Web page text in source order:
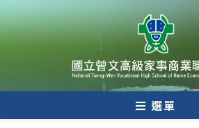
跳
轉
至
內
選單